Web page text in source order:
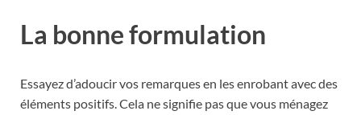
La bonne formulation
Essayez d’adoucir vos remarques en les enrobant avec des
éléments positifs. Cela ne signifie pas que vous ménagez